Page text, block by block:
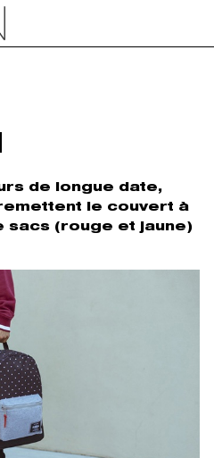
de longue date,
le couvert à
sacs (rouge et jaune)